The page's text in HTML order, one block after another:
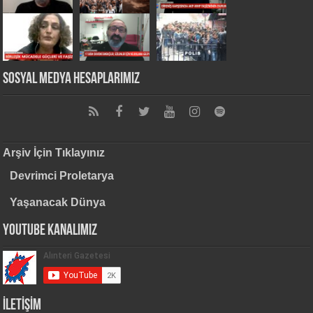
Sosyal Medya Hesaplarımız
Arşiv İçin Tıklayınız
Devrimci Proletarya
Yaşanacak Dünya
Youtube Kanalımız
İLETİŞİM